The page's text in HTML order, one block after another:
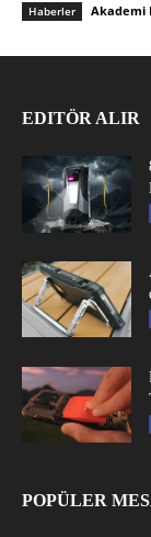
Haberler Akademi
EDITÖR ALIR
POPÜLER